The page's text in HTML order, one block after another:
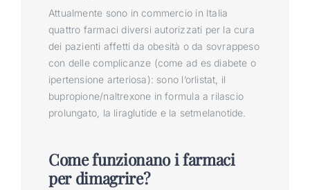
Attualmente sono in commercio in Italia
quattro farmaci diversi autorizzati per la cura
dei pazienti affetti da obesità o da sovrappeso
con delle complicanze (come ad es diabete o
ipertensione arteriosa): sono l’orlistat, il
bupropione/naltrexone in formula a rilascio
prolungato, la liraglutide e la setmelanotide.
Come funzionano i farmaci
per dimagrire?